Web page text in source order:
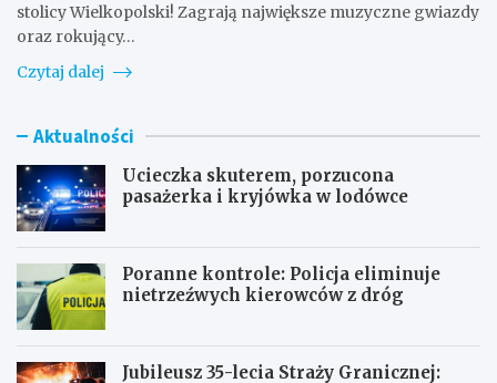
stolicy Wielkopolski! Zagrają największe muzyczne gwiazdy
oraz rokujący…
Czytaj dalej
Aktualności
Ucieczka skuterem, porzucona
pasażerka i kryjówka w lodówce
Poranne kontrole: Policja eliminuje
nietrzeźwych kierowców z dróg
Jubileusz 35-lecia Straży Granicznej: